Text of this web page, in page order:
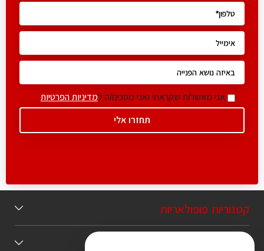
אני מאשר/ת שקראתי ואני מסכים/ה למדיניות הפרטיות
קטגוריות פופולאריות